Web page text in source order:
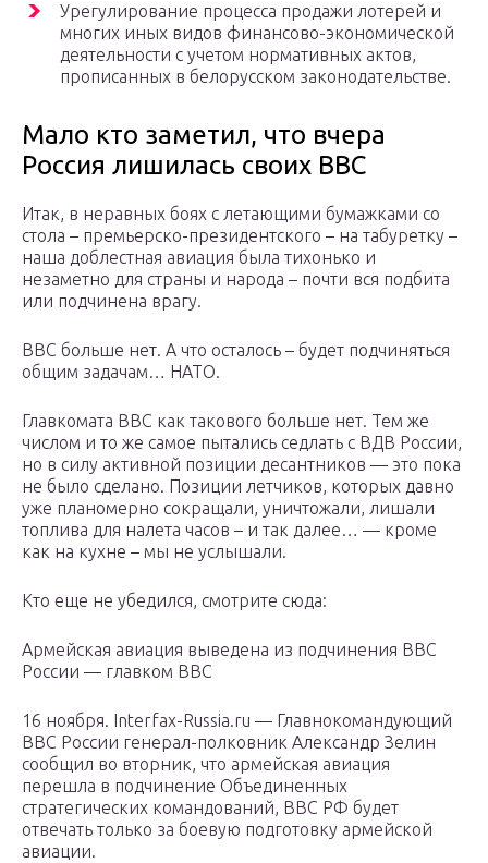
Урегулирование процесса продажи лотерей и
многих иных видов финансово-экономической
деятельности с учетом нормативных актов,
прописанных в белорусском законодательстве.
Мало кто заметил, что вчера
Россия лишилась своих ВВС
Итак, в неравных боях с летающими бумажками со
стола – премьерско-президентского – на табуретку –
наша доблестная авиация была тихонько и
незаметно для страны и народа – почти вся подбита
или подчинена врагу.
ВВС больше нет. А что осталось – будет подчиняться
общим задачам… НАТО.
Главкомата ВВС как такового больше нет. Тем же
числом и то же самое пытались седлать с ВДВ России,
но в силу активной позиции десантников — это пока
не было сделано. Позиции летчиков, которых давно
уже планомерно сокращали, уничтожали, лишали
топлива для налета часов – и так далее… — кроме
как на кухне – мы не услышали.
Кто еще не убедился, смотрите сюда:
Армейская авиация выведена из подчинения ВВС
России — главком ВВС
16 ноября. Interfax-Russia.ru — Главнокомандующий
ВВС России генерал-полковник Александр Зелин
сообщил во вторник, что армейская авиация
перешла в подчинение Объединенных
стратегических командований, ВВС РФ будет
отвечать только за боевую подготовку армейской
авиации.